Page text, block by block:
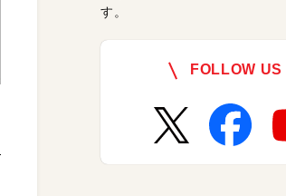
す。
FOLLOW US